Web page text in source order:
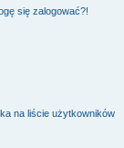
się zalogować?!
na liście użytkowników